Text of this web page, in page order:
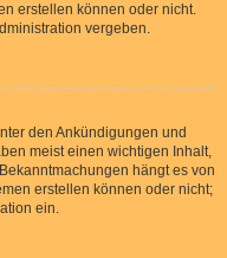
erstellen können oder nicht.
vergeben.
den Ankündigungen und
meist einen wichtigen Inhalt,
hängt es von
erstellen können oder nicht;
ein.